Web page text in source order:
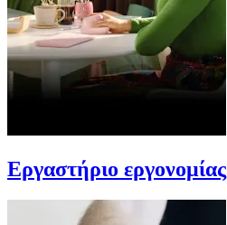
Εργαστήριο εργονομίας